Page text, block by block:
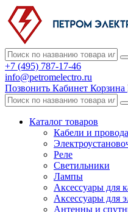
+7 (495) 787-17-46
info@petromelectro.ru
Позвонить Кабинет Корзина
Каталог товаров
Кабели и провода
Реле
Светильники
Лампы
Аксессуары для
Аксессуары для
Антенны и